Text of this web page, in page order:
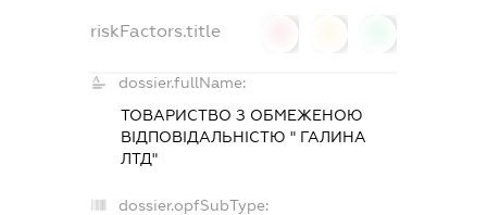
riskFactors.title
dossier.fullName:
ТОВАРИСТВО З ОБМЕЖЕНОЮ
ВІДПОВІДАЛЬНІСТЮ " ГАЛИНА
ЛТД"
dossier.opfSubType: